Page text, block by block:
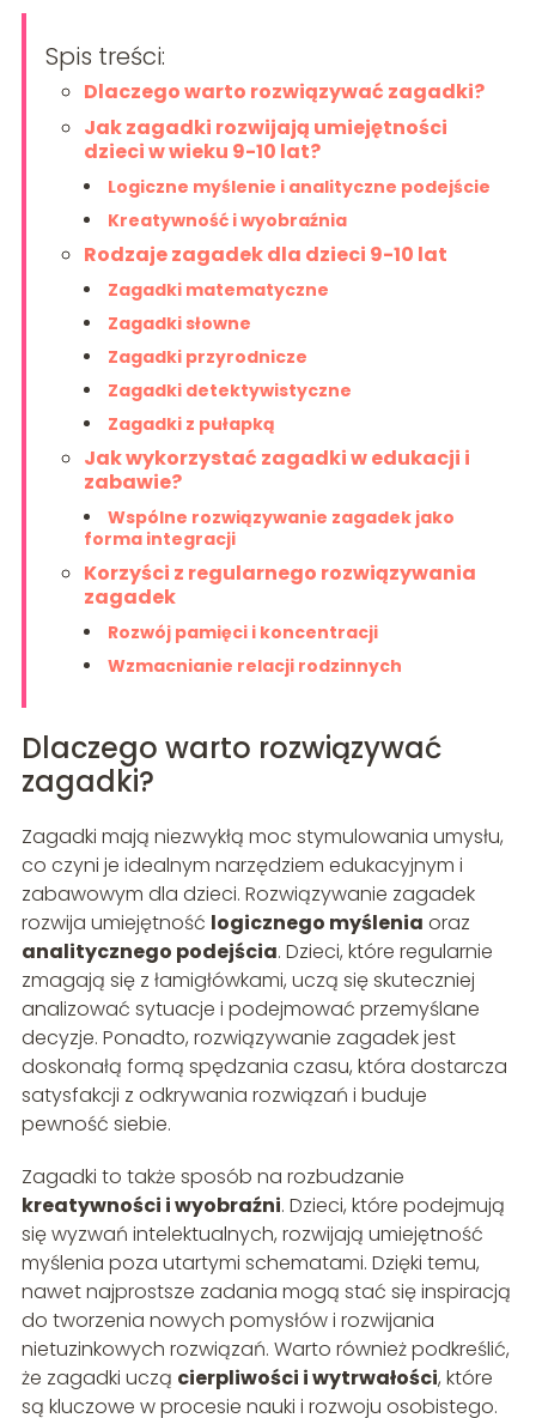
Spis treści:
Dlaczego warto rozwiązywać zagadki?
Jak zagadki rozwijają umiejętności
dzieci w wieku 9-10 lat?
Logiczne myślenie i analityczne podejście
Kreatywność i wyobraźnia
Rodzaje zagadek dla dzieci 9-10 lat
Zagadki matematyczne
Zagadki słowne
Zagadki przyrodnicze
Zagadki detektywistyczne
Zagadki z pułapką
Jak wykorzystać zagadki w edukacji i
zabawie?
Wspólne rozwiązywanie zagadek jako
forma integracji
Korzyści z regularnego rozwiązywania
zagadek
Rozwój pamięci i koncentracji
Wzmacnianie relacji rodzinnych
Dlaczego warto rozwiązywać
zagadki?
Zagadki mają niezwykłą moc stymulowania umysłu,
co czyni je idealnym narzędziem edukacyjnym i
zabawowym dla dzieci. Rozwiązywanie zagadek
rozwija umiejętność logicznego myślenia oraz
analitycznego podejścia. Dzieci, które regularnie
zmagają się z łamigłówkami, uczą się skuteczniej
analizować sytuacje i podejmować przemyślane
decyzje. Ponadto, rozwiązywanie zagadek jest
doskonałą formą spędzania czasu, która dostarcza
satysfakcji z odkrywania rozwiązań i buduje
pewność siebie.
Zagadki to także sposób na rozbudzanie
kreatywności i wyobraźni. Dzieci, które podejmują
się wyzwań intelektualnych, rozwijają umiejętność
myślenia poza utartymi schematami. Dzięki temu,
nawet najprostsze zadania mogą stać się inspiracją
do tworzenia nowych pomysłów i rozwijania
nietuzinkowych rozwiązań. Warto również podkreślić,
że zagadki uczą cierpliwości i wytrwałości, które
są kluczowe w procesie nauki i rozwoju osobistego.